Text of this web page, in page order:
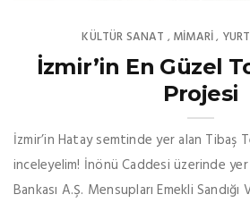
KÜLTÜR SANAT , MIMARI,
İzmir’in En Güzel
Projesi
İzmir’in Hatay semtinde yer alan Tibaş
inceleyelim! İnönü Caddesi üzerinde
Bankası A.Ş. Mensupları Emekli